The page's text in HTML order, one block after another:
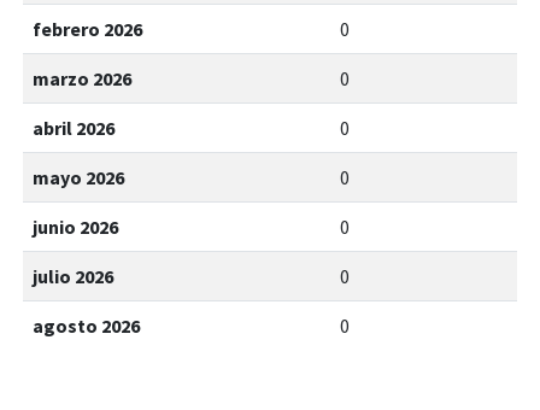
febrero 2026 0
marzo 2026 0
abril 2026 0
mayo 2026 0
junio 2026 0
julio 2026 0
agosto 2026 0